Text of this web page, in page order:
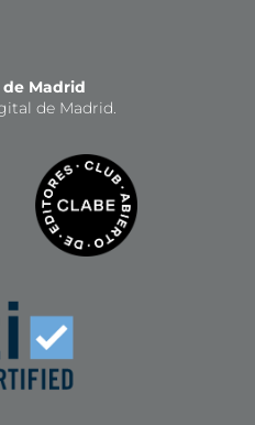
de Madrid
de Madrid.